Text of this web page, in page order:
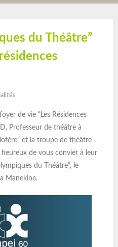
du Théâtre”
de vie “Les Résidences
Professeur de théâtre à
et la troupe de théâtre
heureux de vous convier à leur
du Théâtre”, le
Manekine.